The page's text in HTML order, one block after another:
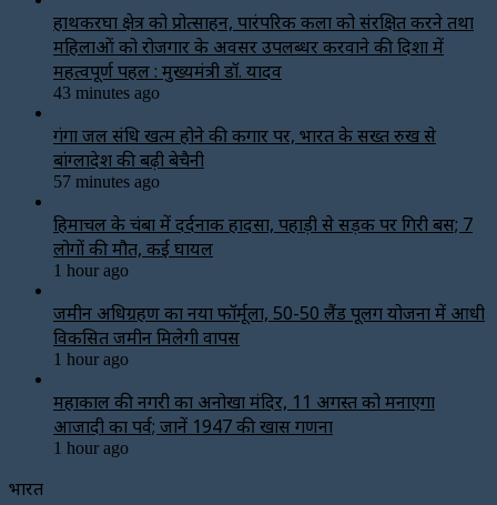
हाथकरघा क्षेत्र को प्रोत्साहन, पारंपरिक कला को संरक्षित करने तथा
महिलाओं को रोजगार के अवसर उपलब्धर करवाने की दिशा में
महत्वपूर्ण पहल : मुख्यमंत्री डॉ. यादव
43 minutes ago
गंगा जल संधि खत्म होने की कगार पर, भारत के सख्त रुख से
बांग्लादेश की बढ़ी बेचैनी
57 minutes ago
हिमाचल के चंबा में दर्दनाक हादसा, पहाड़ी से सड़क पर गिरी बस; 7
लोगों की मौत, कई घायल
1 hour ago
जमीन अधिग्रहण का नया फॉर्मूला, 50-50 लैंड पूलिंग योजना में आधी
विकसित जमीन मिलेगी वापस
1 hour ago
महाकाल की नगरी का अनोखा मंदिर, 11 अगस्त को मनाएगा
आजादी का पर्व; जानें 1947 की खास गणना
1 hour ago
भारत